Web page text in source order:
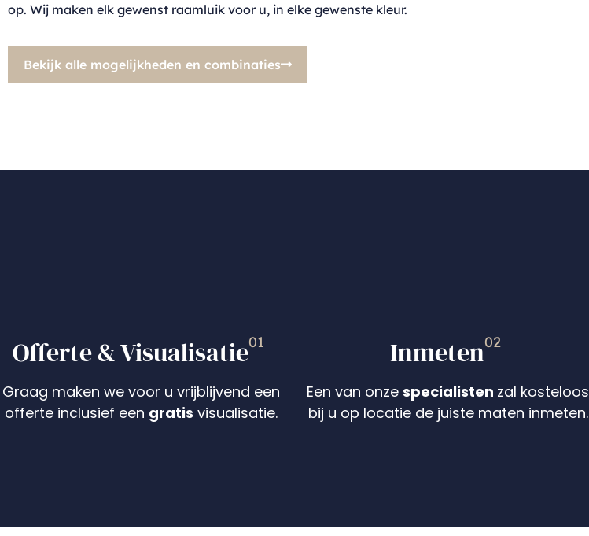
op. Wij maken elk gewenst raamluik voor u, in elke gewenste kleur.
Bekijk alle mogelijkheden en combinaties
Offerte & Visualisatie01
Graag maken we voor u vrijblijvend een
offerte inclusief een gratis visualisatie.
Inmeten02
Een van onzespecialisten zal kosteloos
bij u op locatie de juiste maten inmeten.